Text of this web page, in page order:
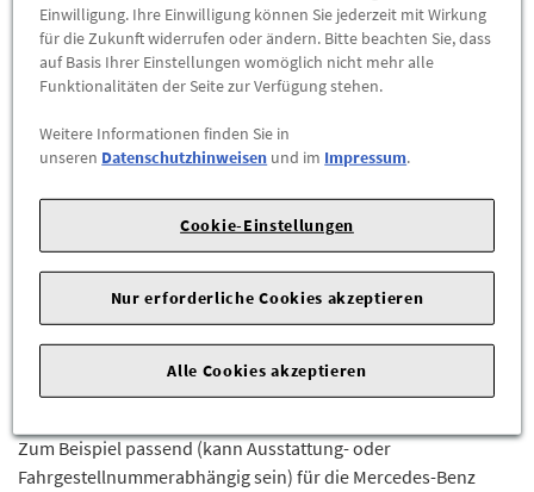
ZUM WARENKORB HINZUFÜGEN
70723 Stuttgart |Tel: +49711170 |
dialog.mb@mercedes-benz.com
Webseite:
https://www.mercedes-benz.com
Sie sind sich nicht sicher, ob das Ersatzteil bei Ihrem Fahrzeug
Kein Problem.
Senden Sie uns die komplette Fahrgestellnummer Ihres
wir prüfen für Sie, ob das Teil passt.
Zum Beispiel passend (kann Ausstattung- oder
Fahrgestellnummerabhängig sein) für die Mercedes-Benz
Einwilligung. Ihre Einwilligung können Sie jederzeit mit Wirkung
für die Zukunft widerrufen oder ändern. Bitte beachten Sie, dass
auf Basis Ihrer Einstellungen womöglich nicht mehr alle
Funktionalitäten der Seite zur Verfügung stehen.
Weitere Informationen finden Sie in
unseren Datenschutzhinweisen und im Impressum.
Cookie-Einstellungen
Nur erforderliche Cookies akzeptieren
Alle Cookies akzeptieren